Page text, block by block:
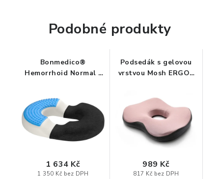
Naše realizace, inspirace a návody
Kontakty
Podobné produkty
Bonmedico®
Hemorrhoid Normal -
1 350 Kč bez DPH
1 634 Kč
Podsedák s gelovou
vrstvou Mosh ERGO2
817 Kč bez DPH
989 Kč